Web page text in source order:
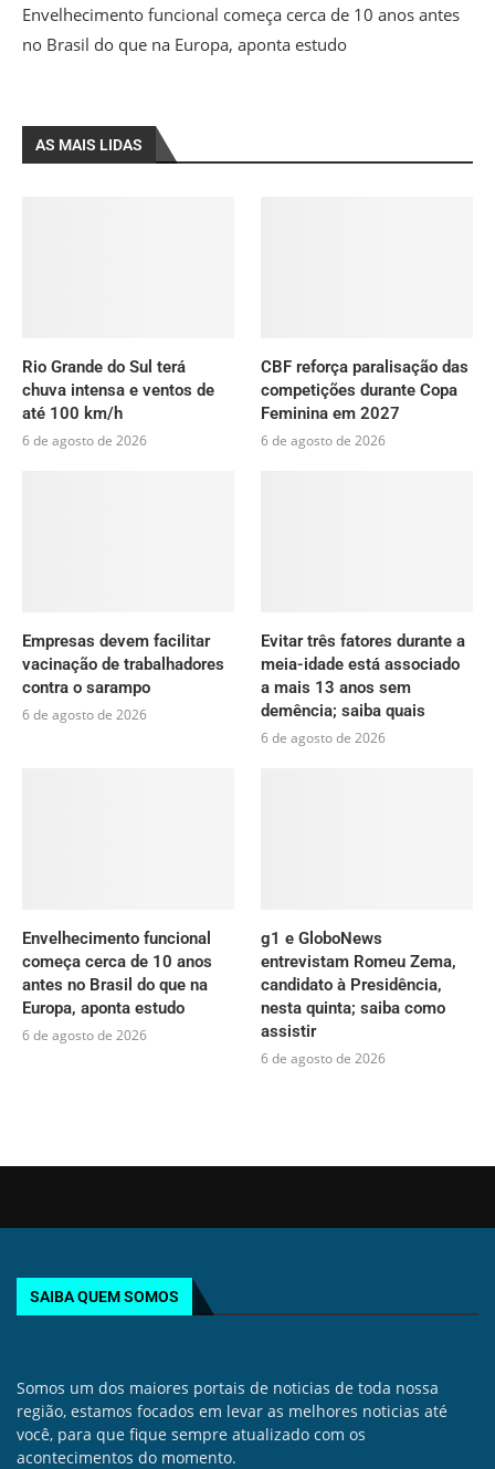
Envelhecimento funcional começa cerca de 10 anos antes
no Brasil do que na Europa, aponta estudo
AS MAIS LIDAS
Rio Grande do Sul terá
chuva intensa e ventos de
até 100 km/h
6 de agosto de 2026
CBF reforça paralisação das
competições durante Copa
Feminina em 2027
6 de agosto de 2026
Empresas devem facilitar
vacinação de trabalhadores
contra o sarampo
6 de agosto de 2026
Evitar três fatores durante a
meia-idade está associado
a mais 13 anos sem
demência; saiba quais
6 de agosto de 2026
Envelhecimento funcional
começa cerca de 10 anos
antes no Brasil do que na
Europa, aponta estudo
6 de agosto de 2026
g1 e GloboNews
entrevistam Romeu Zema,
candidato à Presidência,
nesta quinta; saiba como
assistir
6 de agosto de 2026
SAIBA QUEM SOMOS
Somos um dos maiores portais de noticias de toda nossa
região, estamos focados em levar as melhores noticias até
você, para que fique sempre atualizado com os
acontecimentos do momento.